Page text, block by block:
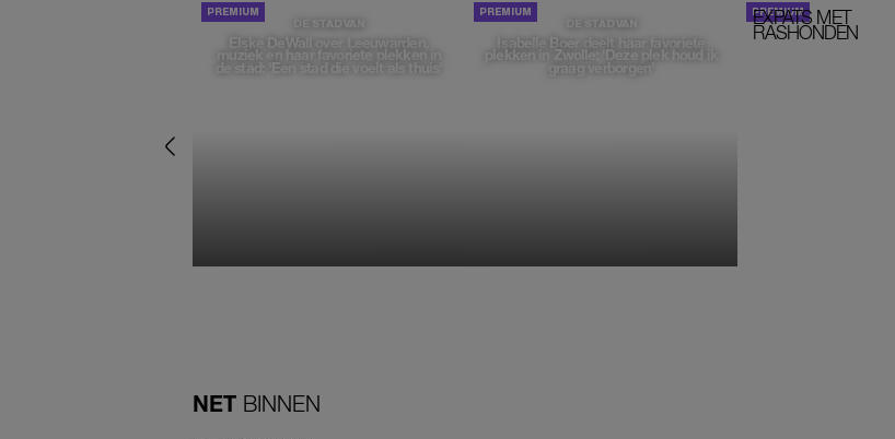
DE STAD VAN
Elske DeWall over Leeuwarden,
muziek en haar favoriete plekken in
de stad: 'Een stad die voelt als thuis'
DE STAD VAN
Isabelle Boer deelt haar favoriete
plekken in Zwolle: 'Deze plek houd ik
graag verborgen'
EXPATS MET
RASHONDEN
NET BINNEN